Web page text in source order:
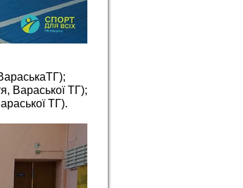
Вараської ТГ);
ТГ).